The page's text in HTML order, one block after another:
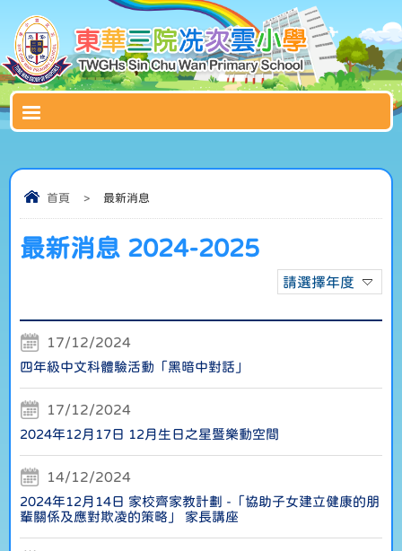
首頁 > 最新消息
最新消息 2024-2025
請選擇年度
17/12/2024
四年級中文科體驗活動「黑暗中對話」
17/12/2024
2024年12月17日 12月生日之星暨樂動空間
14/12/2024
2024年12月14日 家校齊家教計劃 -「協助子女建立健康的朋
輩關係及應對欺凌的策略」 家長講座